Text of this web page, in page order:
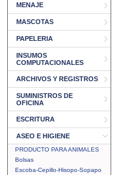
MENAJE
MASCOTAS
PAPELERIA
INSUMOS
COMPUTACIONALES
ARCHIVOS Y REGISTROS
SUMINISTROS DE
OFICINA
ESCRITURA
ASEO E HIGIENE
PRODUCTO PARA ANIMALES
Bolsas
Escoba-Cepillo-Hisopo-Sopapo